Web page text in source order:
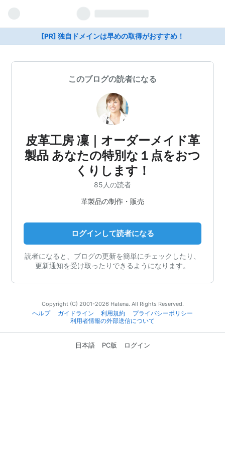
[PR] 独自ドメインは早めの取得がおすすめ！
このブログの読者になる
皮革工房 凜｜オーダーメイド革
製品 あなたの特別な１点をおつ
くりします！
85人の読者
革製品の制作・販売
ログインして読者になる
読者になると、ブログの更新を簡単にチェックしたり、
更新通知を受け取ったりできるようになります。
Copyright (C) 2001-2026 Hatena. All Rights Reserved.
ヘルプ
ガイドライン 利用規約
プライバシーポリシー
利用者情報の外部送信について
日本語 PC版 ログイン